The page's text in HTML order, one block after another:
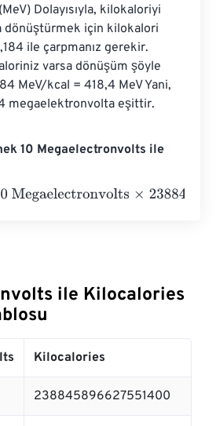
Dolayısıyla, kilokaloriyi
dönüştürmek için kilokalori
ile çarpmanız gerekir.
varsa dönüşüm şöyle
MeV/kcal = 418,4 MeV Yani,
megaelektronvolta eşittir.
10 Megaelectronvolts ile
×
ile Kilocalories
Kilocalories
238845896627551400